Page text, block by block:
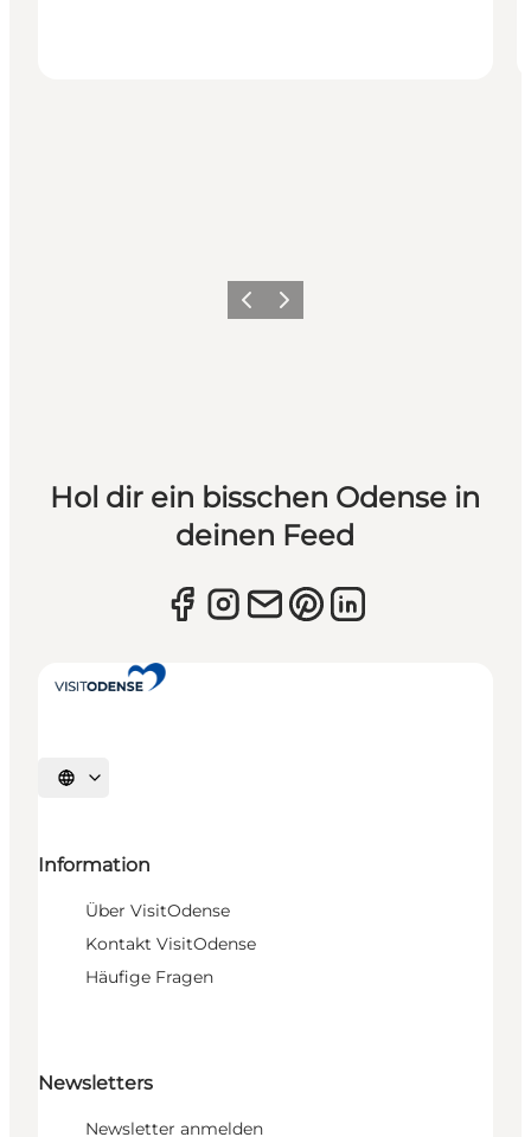
ZurückWeiter
Hol dir ein bisschen Odense in
deinen Feed
Sprache auswählen
Information
Über VisitOdense
Kontakt VisitOdense
Häufige Fragen
Newsletters
Newsletter anmelden